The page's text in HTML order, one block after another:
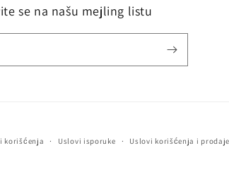
se na našu mejling listu
korišćenja Uslovi isporuke Uslovi korišćenja i prodaje